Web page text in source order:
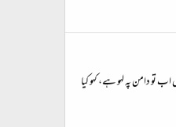
تو دامن پہ لہو ہے، کہو کیا